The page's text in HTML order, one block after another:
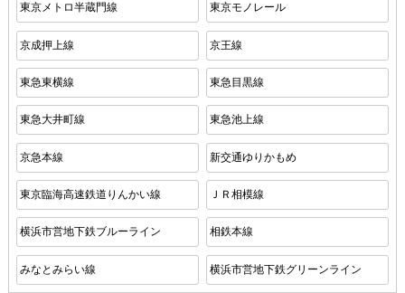
東京メトロ半蔵門線 東京モノレール
京成押上線 京王線
東急東横線 東急目黒線
東急大井町線 東急池上線
京急本線 新交通ゆりかもめ
東京臨海高速鉄道りんかい線 ＪＲ相模線
横浜市営地下鉄ブルーライン 相鉄本線
みなとみらい線 横浜市営地下鉄グリーンライン